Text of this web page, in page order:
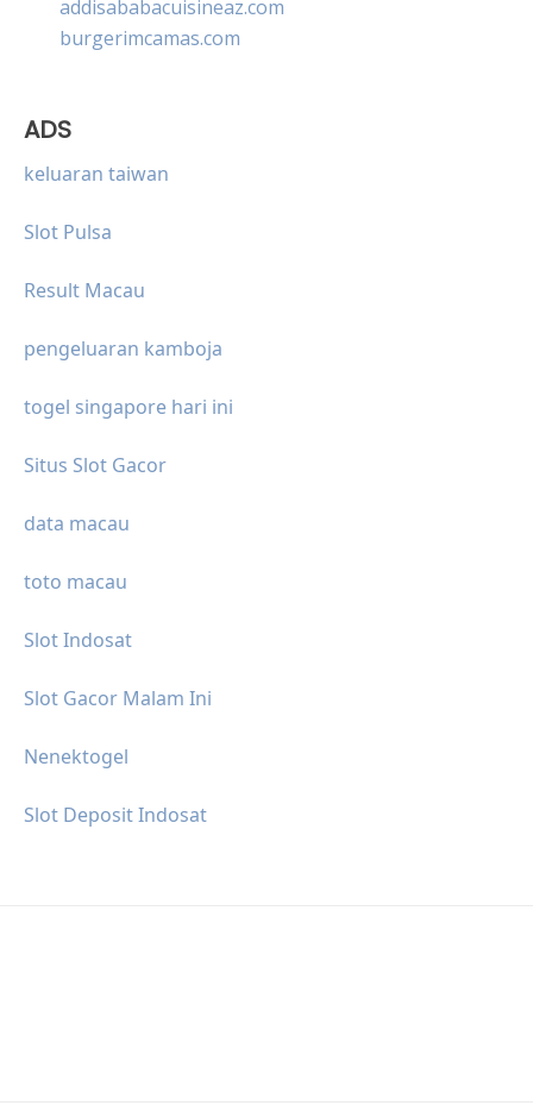
addisababacuisineaz.com
burgerimcamas.com
ADS
keluaran taiwan
Slot Pulsa
Result Macau
pengeluaran kamboja
togel singapore hari ini
Situs Slot Gacor
data macau
toto macau
Slot Indosat
Slot Gacor Malam Ini
Nenektogel
Slot Deposit Indosat